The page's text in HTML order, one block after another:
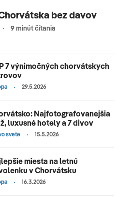
bez davov
9 minút čítania
7 výnimočných chorvátskych
29.5.2026
Najfotografovanejšia
luxusné hotely a 7 divov
svete 15.5.2026
miesta na letnú
v Chorvátsku
16.3.2026